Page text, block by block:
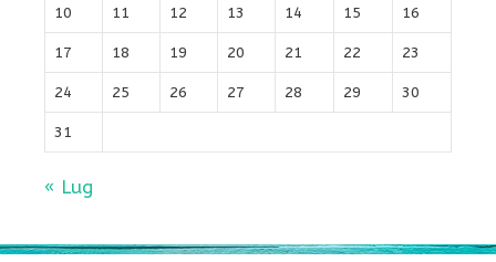
10 11 12 13 14 15 16
17 18 19 20 21 22 23
24 25 26 27 28 29 30
31
« Lug